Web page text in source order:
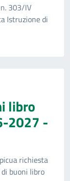
303/IV
Istruzione di
libro
2027 -
richiesta
buoni libro